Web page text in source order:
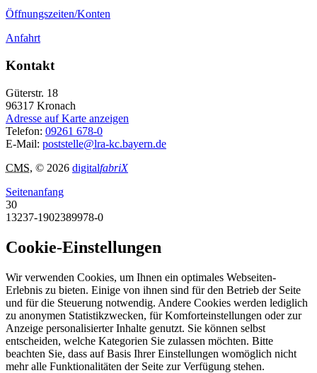
Öffnungszeiten/Konten
Anfahrt
Kontakt
Güterstr. 18
96317 Kronach
Adresse auf Karte anzeigen
Telefon: 09261 678-0
E-Mail: poststelle@lra-kc.bayern.de
CMS, © 2026 digitalfabriX
Seitenanfang
30
13237-1902389978-0
Cookie-Einstellungen
Wir verwenden Cookies, um Ihnen ein optimales Webseiten-
Erlebnis zu bieten. Einige von ihnen sind für den Betrieb der Seite
und für die Steuerung notwendig. Andere Cookies werden lediglich
zu anonymen Statistikzwecken, für Komforteinstellungen oder zur
Anzeige personalisierter Inhalte genutzt. Sie können selbst
entscheiden, welche Kategorien Sie zulassen möchten. Bitte
beachten Sie, dass auf Basis Ihrer Einstellungen womöglich nicht
mehr alle Funktionalitäten der Seite zur Verfügung stehen.